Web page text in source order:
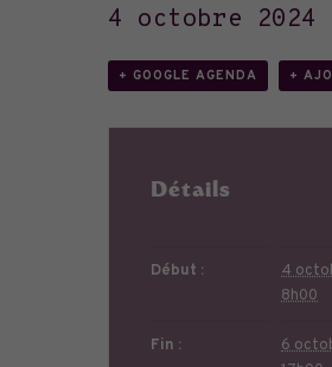
4 octobre 2024
+ GOOGLE AGENDA +
Détails
Début :
4
8h00
Fin :
6